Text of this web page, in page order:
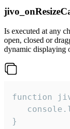
Is executed at any
open, closed or
dynamic displaying
function
}